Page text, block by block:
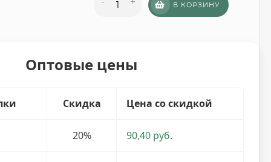
В КОРЗИНУ
Оптовые цены
Скидка Цена со скидкой
20% 90,40 руб.